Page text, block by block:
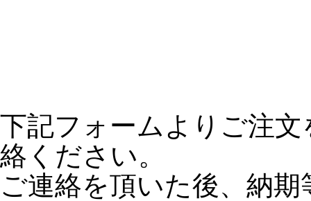
下記フォームよりご注
絡ください。
ご連絡を頂いた後、納